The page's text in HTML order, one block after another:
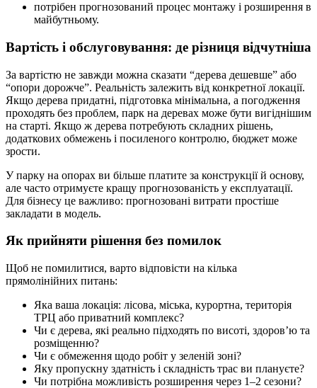
потрібен прогнозований процес монтажу і розширення в
майбутньому.
Вартість і обслуговування: де різниця відчутніша
За вартістю не завжди можна сказати “дерева дешевше” або
“опори дорожче”. Реальність залежить від конкретної локації.
Якщо дерева придатні, підготовка мінімальна, а погодження
проходять без проблем, парк на деревах може бути вигіднішим
на старті. Якщо ж дерева потребують складних рішень,
додаткових обмежень і посиленого контролю, бюджет може
зрости.
У парку на опорах ви більше платите за конструкції й основу,
але часто отримуєте кращу прогнозованість у експлуатації.
Для бізнесу це важливо: прогнозовані витрати простіше
закладати в модель.
Як прийняти рішення без помилок
Щоб не помилитися, варто відповісти на кілька
прямолінійних питань:
Яка ваша локація: лісова, міська, курортна, територія
ТРЦ або приватний комплекс?
Чи є дерева, які реально підходять по висоті, здоров’ю та
розміщенню?
Чи є обмеження щодо робіт у зеленій зоні?
Яку пропускну здатність і складність трас ви плануєте?
Чи потрібна можливість розширення через 1–2 сезони?